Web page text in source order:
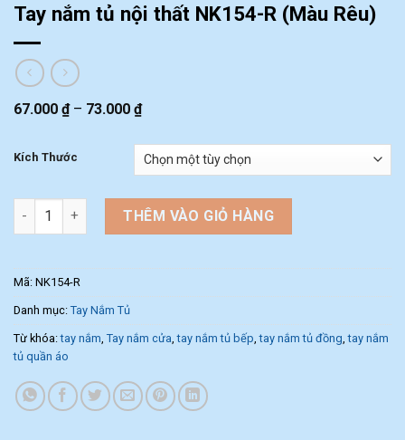
Tay nắm tủ nội thất NK154-R (Màu Rêu)
67.000 ₫– 73.000 ₫
Kích Thước
Tay nắm tủ nội thất NK154-R (Màu Rêu) số lượng
THÊM VÀO GIỎ HÀNG
Mã: NK154-R
Danh mục: Tay Nắm Tủ
Từ khóa:tay nắm Tay nắm cửa ,tay nắm tủ bếp ,tay nắm tủ đồng ,tay nắm
tủ quần áo